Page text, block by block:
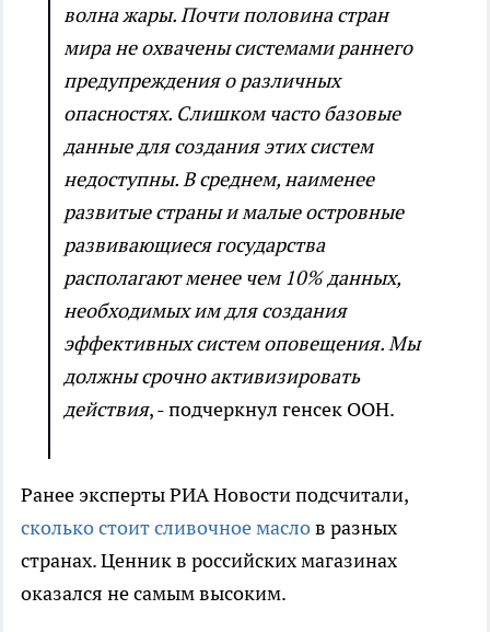
волна жары. Почти половина стран
мира не охвачены системами раннего
предупреждения о различных
опасностях. Слишком часто базовые
данные для создания этих систем
недоступны. В среднем, наименее
развитые страны и малые островные
развивающиеся государства
располагают менее чем 10% данных,
необходимых им для создания
эффективных систем оповещения. Мы
должны срочно активизировать
действия, - подчеркнул генсек ООН.
Ранее эксперты РИА Новости подсчитали,
сколько стоит сливочное маслов разных
странах. Ценник в российских магазинах
оказался не самым высоким.